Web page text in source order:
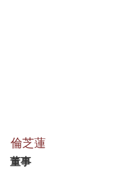
倫芝蓮
董事